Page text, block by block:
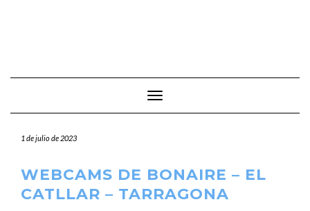
Cambiar modo de navegación
1 de julio de 2023
WEBCAMS DE BONAIRE – EL
CATLLAR – TARRAGONA